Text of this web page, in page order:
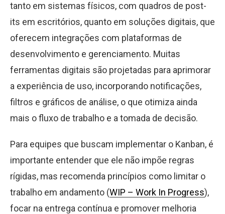
tanto em sistemas físicos, com quadros de post-
its em escritórios, quanto em soluções digitais, que
oferecem integrações com plataformas de
desenvolvimento e gerenciamento. Muitas
ferramentas digitais são projetadas para aprimorar
a experiência de uso, incorporando notificações,
filtros e gráficos de análise, o que otimiza ainda
mais o fluxo de trabalho e a tomada de decisão.
Para equipes que buscam implementar o Kanban, é
importante entender que ele não impõe regras
rígidas, mas recomenda princípios como limitar o
trabalho em andamento (WIP – Work In Progress),
focar na entrega contínua e promover melhoria